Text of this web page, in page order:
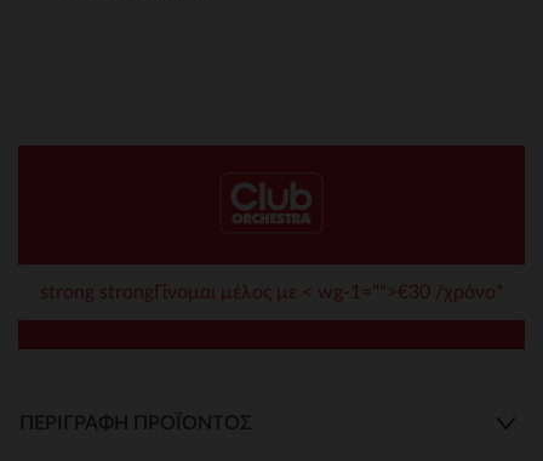
strong strongΓίνομαι μέλος με < wg-1="">€30 /χρόνο*
ΠΕΡΙΓΡΑΦΉ ΠΡΟΪΌΝΤΟΣ